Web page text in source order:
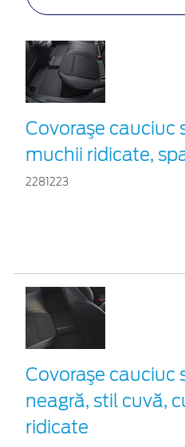
Covoraşe cauciuc
muchii ridicate,
2281223
Covoraşe cauciuc
neagră, stil cuvă,
ridicate